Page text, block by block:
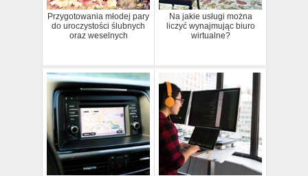
Przygotowania młodej pary
do uroczystości ślubnych
oraz weselnych
Na jakie usługi można
liczyć wynajmując biuro
wirtualne?